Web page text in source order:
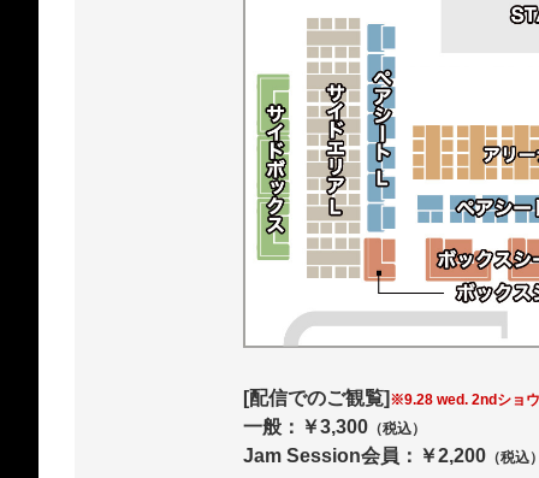
[配信でのご観覧] ※9.28 wed. 2ndショ
一般：￥3,300 （税込）
Jam Session会員：￥2,200 （税込